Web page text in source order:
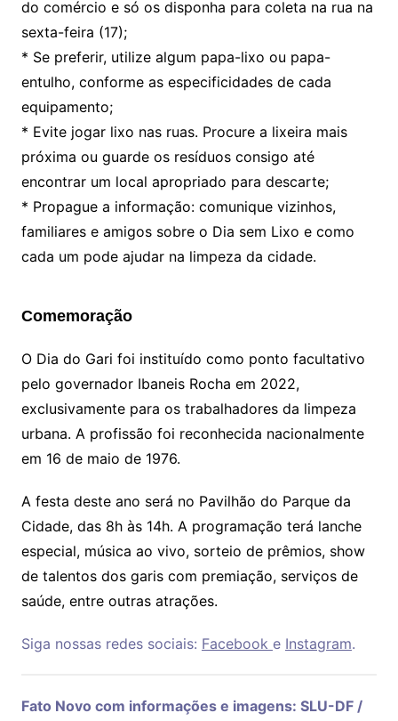
do comércio e só os disponha para coleta na rua na
sexta-feira (17);
* Se preferir, utilize algum papa-lixo ou papa-
entulho, conforme as especificidades de cada
equipamento;
* Evite jogar lixo nas ruas. Procure a lixeira mais
próxima ou guarde os resíduos consigo até
encontrar um local apropriado para descarte;
* Propague a informação: comunique vizinhos,
familiares e amigos sobre o Dia sem Lixo e como
cada um pode ajudar na limpeza da cidade.
Comemoração
O Dia do Gari foi instituído como ponto facultativo
pelo governador Ibaneis Rocha em 2022,
exclusivamente para os trabalhadores da limpeza
urbana. A profissão foi reconhecida nacionalmente
em 16 de maio de 1976.
A festa deste ano será no Pavilhão do Parque da
Cidade, das 8h às 14h. A programação terá lanche
especial, música ao vivo, sorteio de prêmios, show
de talentos dos garis com premiação, serviços de
saúde, entre outras atrações.
Siga nossas redes sociais: Facebook e Instagram.
Fato Novo com informações e imagens: SLU-DF /